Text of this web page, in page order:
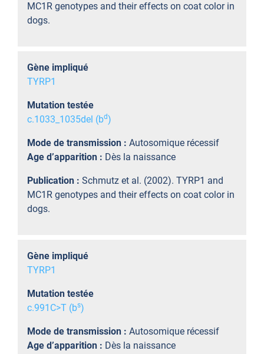
MC1R genotypes and their effects on coat color in
dogs.
Gène impliqué
TYRP1
Mutation testée
c.1033_1035del (bd)
Mode de transmission : Autosomique récessif
Age d’apparition : Dès la naissance
Publication : Schmutz et al. (2002). TYRP1 and
MC1R genotypes and their effects on coat color in
dogs.
Gène impliqué
TYRP1
Mutation testée
c.991C>T (bs)
Mode de transmission : Autosomique récessif
Age d’apparition : Dès la naissance